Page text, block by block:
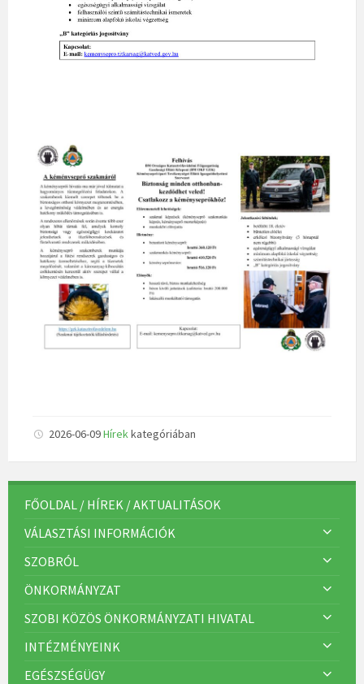
2026-06-09Hírekkategóriában
FŐOLDAL / HÍREK / AKTUALITÁSOK
VÁLASZTÁSI INFORMÁCIÓK
SZOBRÓL
ÖNKORMÁNYZAT
SZOBI KÖZÖS ÖNKORMÁNYZATI HIVATAL
INTÉZMÉNYEINK
EGÉSZSÉGÜGY